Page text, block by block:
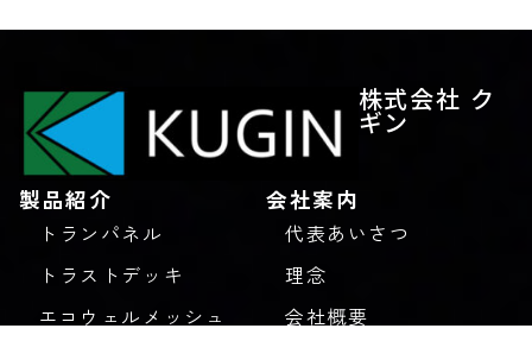
株式会社 ク
ギン
製品紹介
トランパネル
トラストデッキ
エコウェルメッシュ
会社案内
代表あいさつ
理念
会社概要